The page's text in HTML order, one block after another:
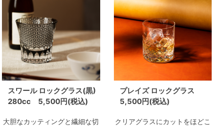
スワール ロックグラス(黒)
280cc 5,500円(税込)
大胆なカッティングと繊細な切
プレイズ ロックグラス
5,500円(税込)
クリアグラスにカットをほどこ